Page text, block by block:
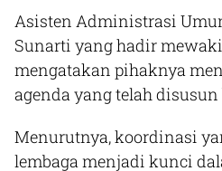
Asisten Administrasi
Sunarti yang hadir
mengatakan pihaknya
agenda yang telah disusun
Menurutnya, koordinasi
lembaga menjadi kunci